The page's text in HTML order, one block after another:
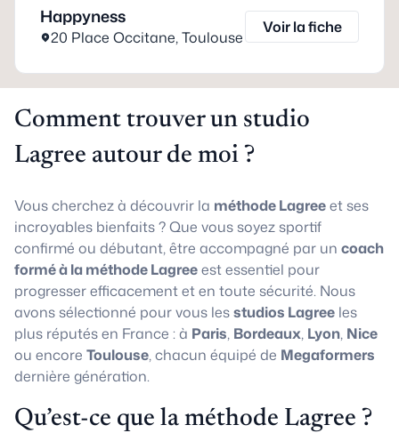
Happyness
20 Place Occitane,Toulouse
Voir la fiche
Comment trouver un studio
Lagree autour de moi ?
Vous cherchez à découvrir la méthode Lagreeet ses
incroyables bienfaits ? Que vous soyez sportif
confirmé ou débutant, être accompagné par un coach
formé à la méthode Lagreeest essentiel pour
progresser efficacement et en toute sécurité. Nous
avons sélectionné pour vous lesstudios Lagree les
plus réputés en France : à Paris, Bordeaux, Lyon, Nice
ou encore Toulouse, chacun équipé de Megaformers
dernière génération.
Qu’est-ce que la méthode Lagree ?